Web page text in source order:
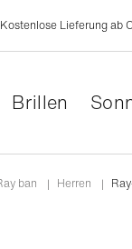
Kostenlose Lieferung ab
Brillen
ray ban | herren |